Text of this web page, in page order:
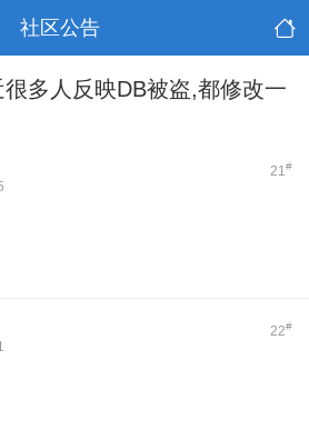
社区公告
很多人反映DB被盗,都修改一
21#
22#